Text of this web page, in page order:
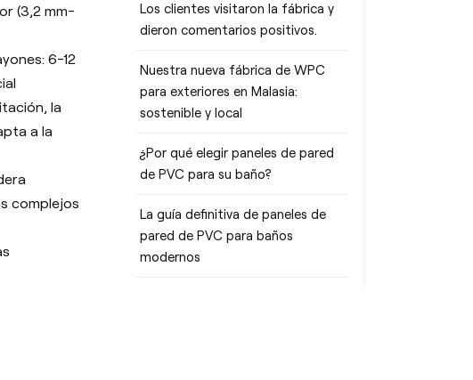
(3,2 mm-
6-12
la
a la
complejos
Los clientes visitaron la fábrica y
dieron comentarios positivos.
Nuestra nueva fábrica de WPC
para exteriores en Malasia:
sostenible y local
¿Por qué elegir paneles de pared
de PVC para su baño?
La guía definitiva de paneles de
pared de PVC para baños
modernos